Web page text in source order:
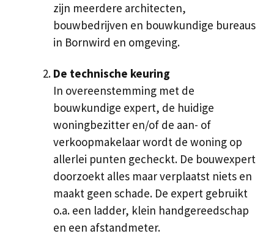
zijn meerdere architecten,
bouwbedrijven en bouwkundige bureaus
in Bornwird en omgeving.
De technische keuring
In overeenstemming met de
bouwkundige expert, de huidige
woningbezitter en/of de aan- of
verkoopmakelaar wordt de woning op
allerlei punten gecheckt. De bouwexpert
doorzoekt alles maar verplaatst niets en
maakt geen schade. De expert gebruikt
o.a. een ladder, klein handgereedschap
en een afstandmeter.